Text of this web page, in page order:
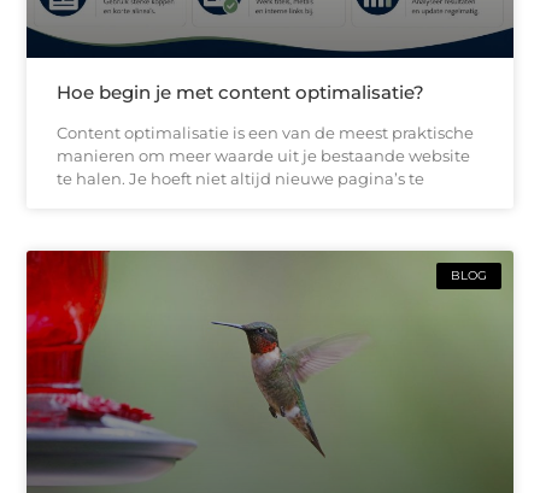
Hoe begin je met content optimalisatie?
Content optimalisatie is een van de meest praktische
manieren om meer waarde uit je bestaande website
te halen. Je hoeft niet altijd nieuwe pagina’s te
BLOG